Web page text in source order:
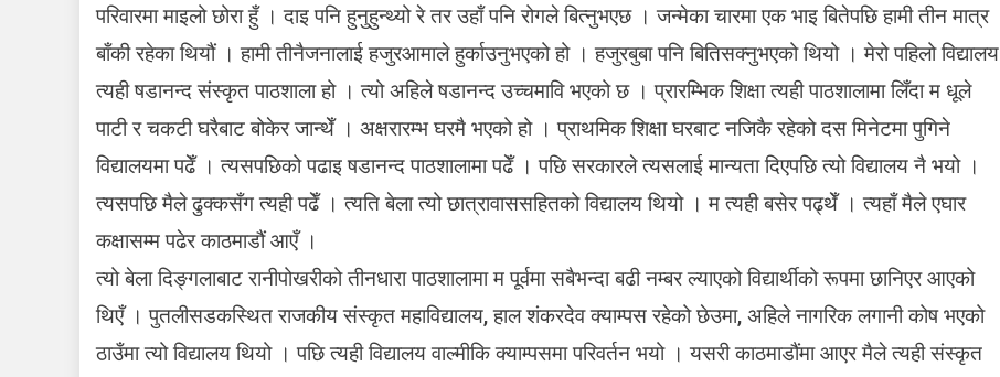
बा
ल्य
का
ल
परिवारमा माइलो छोरा हुँ । दाइ पनि हुनुहुन्थ्यो रे तर उहाँ पनि रोगले बित्नुभएछ । जन्मेका चारमा एक भाइ बितेपछि हामी तीन मात्र
बाँकी रहेका थियौं । हामी तीनैजनालाई हजुरआमाले हुर्काउनुभएको हो । हजुरबुबा पनि बितिसक्नुभएको थियो । मेरो पहिलो विद्यालय
त्यही षडानन्द संस्कृत पाठशाला हो । त्यो अहिले षडानन्द उच्चमावि भएको छ । प्रारम्भिक शिक्षा त्यही पाठशालामा लिँदा म धूले
पाटी र चकटी घरैबाट बोकेर जान्थेँ । अक्षरारम्भ घरमै भएको हो । प्राथमिक शिक्षा घरबाट नजिकै रहेको दस मिनेटमा पुगिने
विद्यालयमा पढेँ । त्यसपछिको पढाइ षडानन्द पाठशालामा पढेँ । पछि सरकारले त्यसलाई मान्यता दिएपछि त्यो विद्यालय नै भयो ।
त्यसपछि मैले ढुक्कसँग त्यही पढेँ । त्यति बेला त्यो छात्रावाससहितको विद्यालय थियो । म त्यही बसेर पढ्थेँ । त्यहाँ मैले एघार
कक्षासम्म पढेर काठमाडौं आएँ ।
त्यो बेला दिङ्गलाबाट रानीपोखरीको तीनधारा पाठशालामा म पूर्वमा सबैभन्दा बढी नम्बर ल्याएको विद्यार्थीको रूपमा छानिएर आएको
थिएँ । पुतलीसडकस्थित राजकीय संस्कृत महाविद्यालय, हाल शंकरदेव क्याम्पस रहेको छेउमा, अहिले नागरिक लगानी कोष भएको
ठाउँमा त्यो विद्यालय थियो । पछि त्यही विद्यालय वाल्मीकि क्याम्पसमा परिवर्तन भयो । यसरी काठमाडौंमा आएर मैले त्यही संस्कृत